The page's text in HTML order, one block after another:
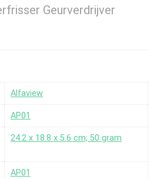
Geurverdrijver
‎Alfaview
‎AP01
‎24.2 x 18.8 x 5.6 cm; 50 gram
‎AP01